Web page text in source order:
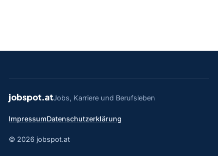
jobspot.atJobs, Karriere und Berufsleben
ImpressumDatenschutzerklärung
© 2026 jobspot.at